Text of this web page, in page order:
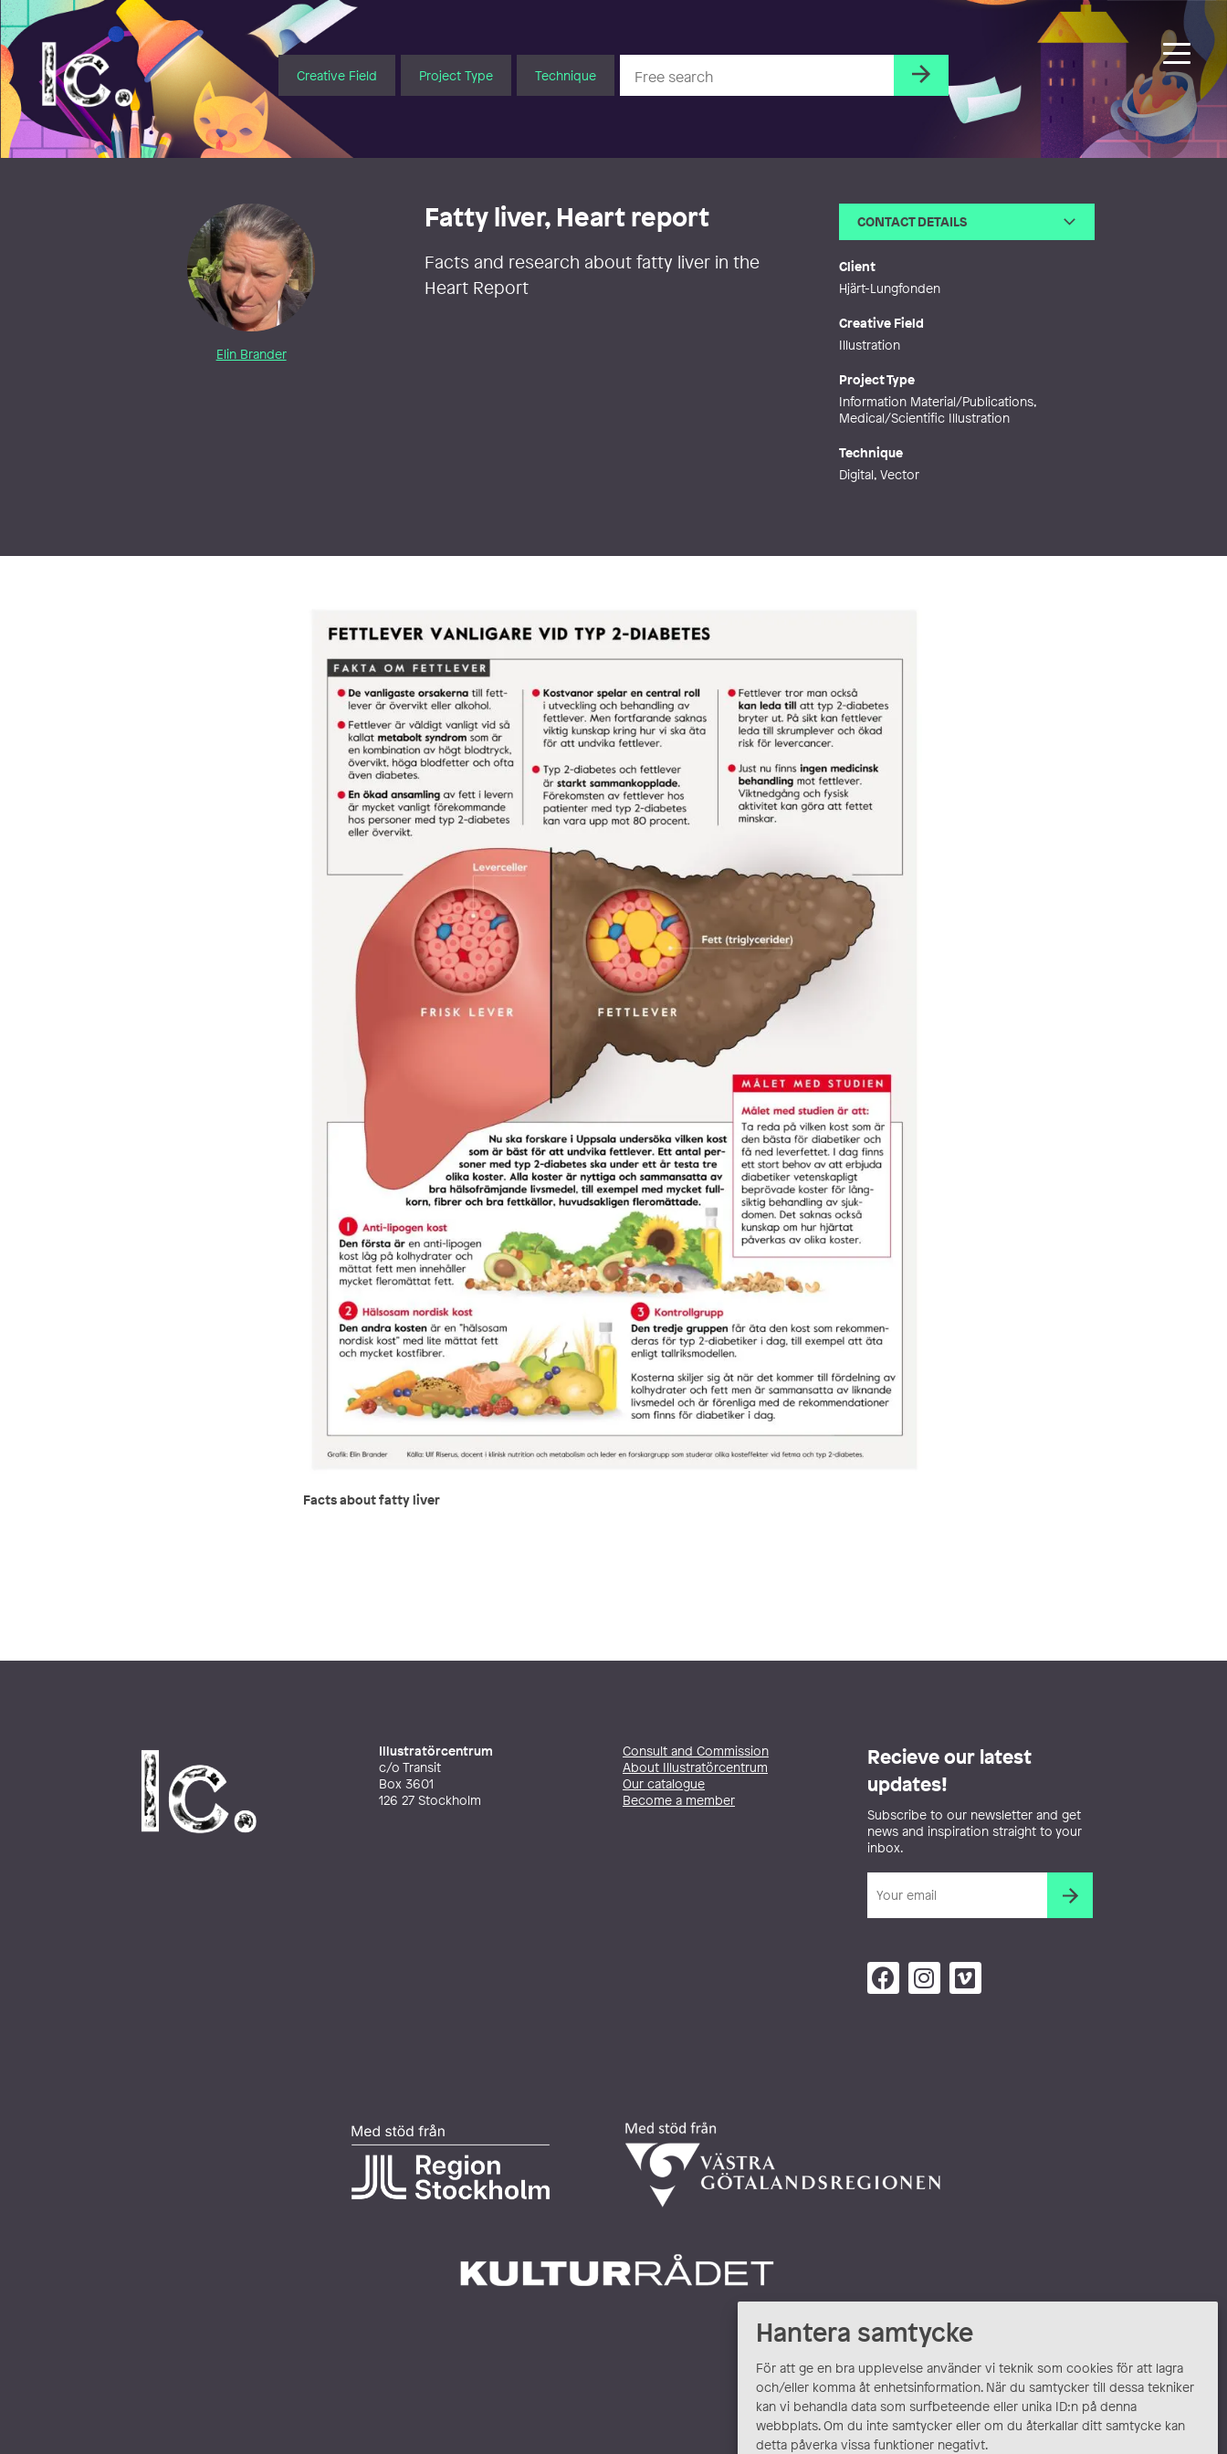
Hantera samtycke
För att ge en bra upplevelse använder vi teknik som cookies för att lagra
och/eller komma åt enhetsinformation. När du samtycker till dessa tekniker
kan vi behandla data som surfbeteende eller unika ID:n på denna
webbplats. Om du inte samtycker eller om du återkallar ditt samtycke kan
detta påverka vissa funktioner negativt.
Illustratörcentrum
Creative Field Project Type Technique
Elin Brander
Fatty liver, Heart report
Facts and research about fatty liver in the
Heart Report
CONTACT DETAILS
Web
Client
Hjärt-Lungfonden
Creative Field
Illustration
Project Type
Information Material/Publications,
Medical/Scientific Illustration
Technique
Digital, Vector
Facts about fatty liver
Illustratörcentrum
c/o Transit
Box 3601
126 27 Stockholm
Consult and Commission
About Illustratörcentrum
Our catalogue
Become a member
Recieve our latest
updates!
Subscribe to our newsletter and get
news and inspiration straight to your
inbox.